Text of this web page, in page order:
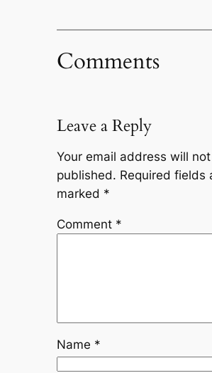
Comments
Leave a Reply
Your email address will
published. Required fields
marked *
Comment *
Name *